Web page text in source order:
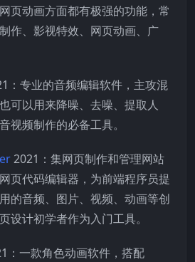
页动画方面都有极强的功能，常
作、影视特效、网页动画、广
：专业的音频编辑软件，主攻混
可以用来降噪、去噪、提取人
视频制作的必备工具。
2021：集网页制作和管理网站
页代码编辑器，为前端程序员提
的音频、图片、视频、动画等创
设计初学者作为入门工具。
：一款角色动画软件，搭配